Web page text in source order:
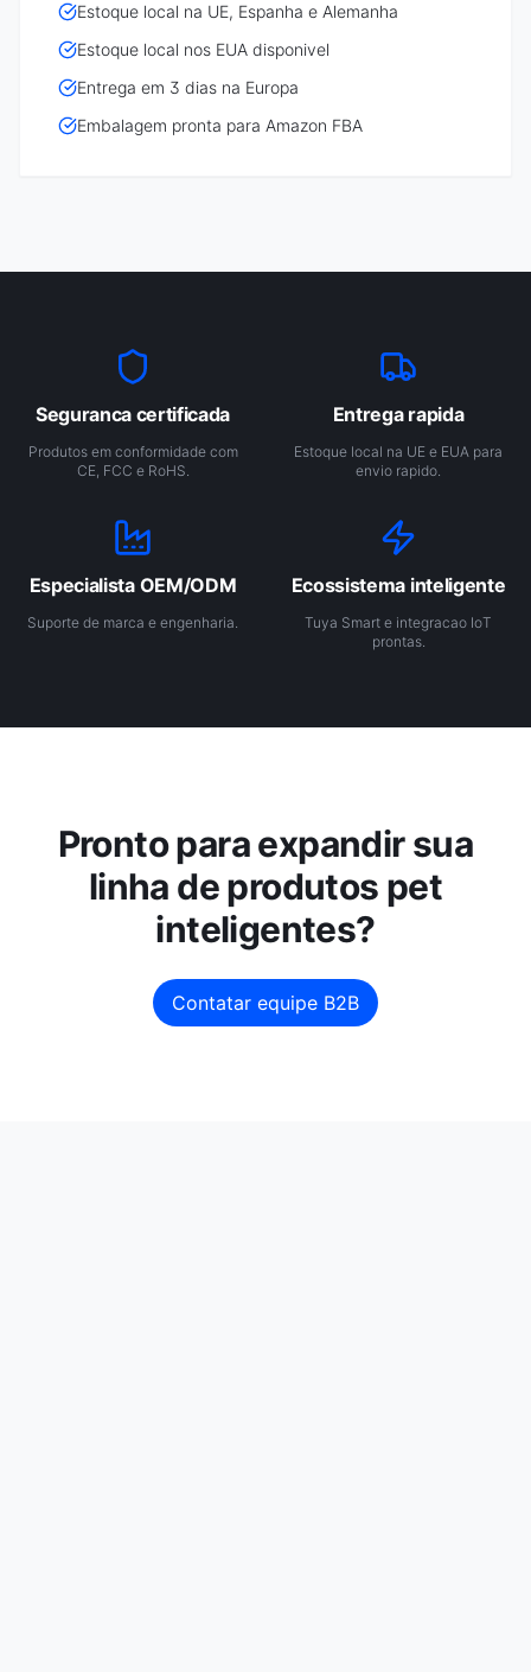
Estoque local na UE, Espanha e Alemanha
Estoque local nos EUA disponivel
Entrega em 3 dias na Europa
Embalagem pronta para Amazon FBA
Seguranca certificada
Produtos em conformidade com
CE, FCC e RoHS.
Entrega rapida
Estoque local na UE e EUA para
envio rapido.
Especialista OEM/ODM
Suporte de marca e engenharia.
Ecossistema inteligente
Tuya Smart e integracao IoT
prontas.
Pronto para expandir sua
linha de produtos pet
inteligentes?
Contatar equipe B2B